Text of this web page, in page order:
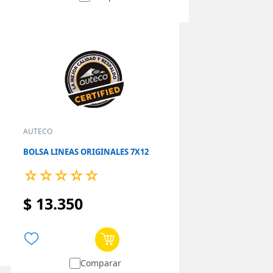
AUTECO
BOLSA LINEAS ORIGINALES 7X12
☆☆☆☆☆
$ 13.350
Comparar